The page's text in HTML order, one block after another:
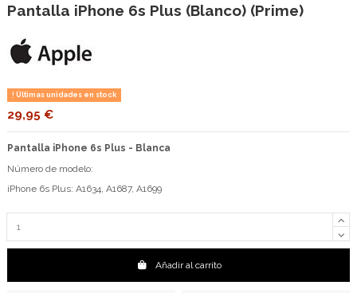
Pantalla iPhone 6s Plus (Blanco) (Prime)
Últimas unidades en stock
29,95 €
Pantalla iPhone 6s Plus - Blanca
Número de modelo:
iPhone 6s Plus: A1634, A1687, A1699
Añadir al carrito